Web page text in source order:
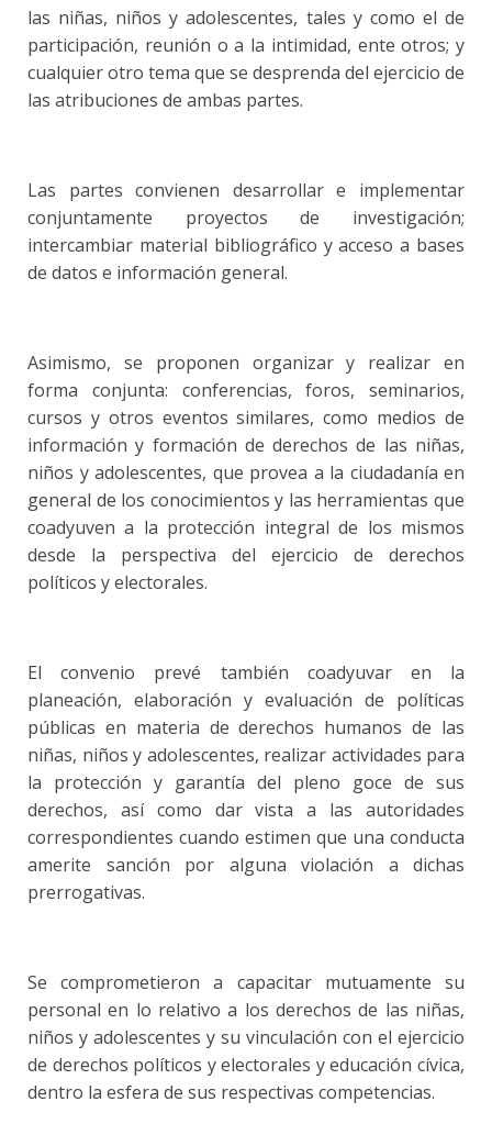
las niñas, niños y adolescentes, tales y como el de
participación, reunión o a la intimidad, ente otros; y
cualquier otro tema que se desprenda del ejercicio de
las atribuciones de ambas partes.
Las partes convienen desarrollar e implementar
conjuntamente proyectos de investigación;
intercambiar material bibliográfico y acceso a bases
de datos e información general.
Asimismo, se proponen organizar y realizar en
forma conjunta: conferencias, foros, seminarios,
cursos y otros eventos similares, como medios de
información y formación de derechos de las niñas,
niños y adolescentes, que provea a la ciudadanía en
general de los conocimientos y las herramientas que
coadyuven a la protección integral de los mismos
desde la perspectiva del ejercicio de derechos
políticos y electorales.
El convenio prevé también coadyuvar en la
planeación, elaboración y evaluación de políticas
públicas en materia de derechos humanos de las
niñas, niños y adolescentes, realizar actividades para
la protección y garantía del pleno goce de sus
derechos, así como dar vista a las autoridades
correspondientes cuando estimen que una conducta
amerite sanción por alguna violación a dichas
prerrogativas.
Se comprometieron a capacitar mutuamente su
personal en lo relativo a los derechos de las niñas,
niños y adolescentes y su vinculación con el ejercicio
de derechos políticos y electorales y educación cívica,
dentro la esfera de sus respectivas competencias.